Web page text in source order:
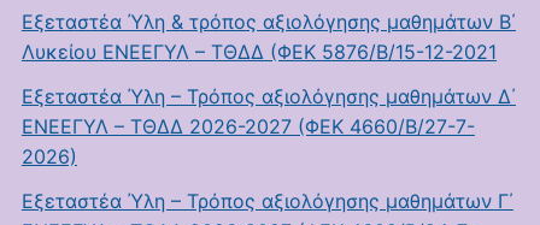
Εξεταστέα Ύλη & τρόπος αξιολόγησης μαθημάτων Β΄
Λυκείου ΕΝΕΕΓΥΛ – ΤΘΔΔ (ΦΕΚ 5876/Β/15-12-2021
Εξεταστέα Ύλη – Τρόπος αξιολόγησης μαθημάτων Δ΄
ΕΝΕΕΓΥΛ – ΤΘΔΔ 2026-2027 (ΦΕΚ 4660/Β/27-7-
2026)
Εξεταστέα Ύλη – Τρόπος αξιολόγησης μαθημάτων Γ΄